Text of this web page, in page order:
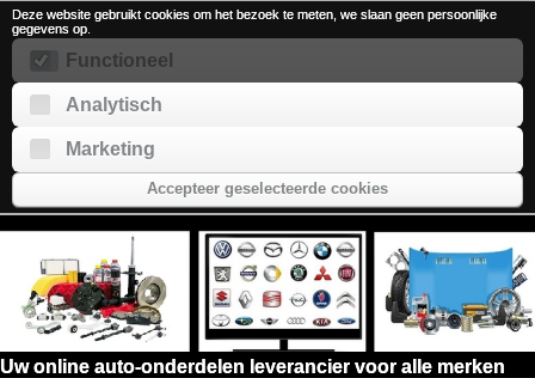
Deze website gebruikt cookies om het bezoek te meten, we slaan geen persoonlijke
gegevens op.
Functioneel
Analytisch
Marketing
Accepteer geselecteerde cookies
Uw online auto-onderdelen leverancier voor alle merken